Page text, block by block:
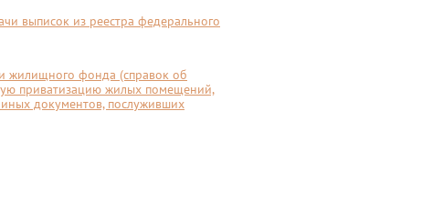
выписок из реестра федерального
жилищного фонда (справок об
приватизацию жилых помещений,
документов, послуживших